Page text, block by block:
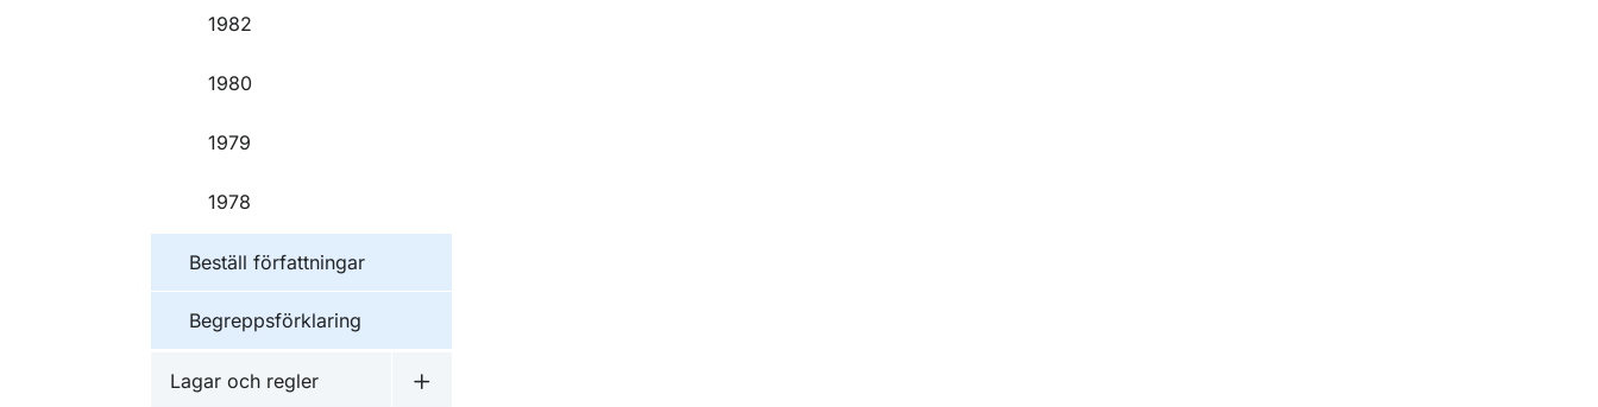
1982
1980
1979
1978
Beställ författningar
Begreppsförklaring
Lagar och regler
Undermeny för Lagar och regler